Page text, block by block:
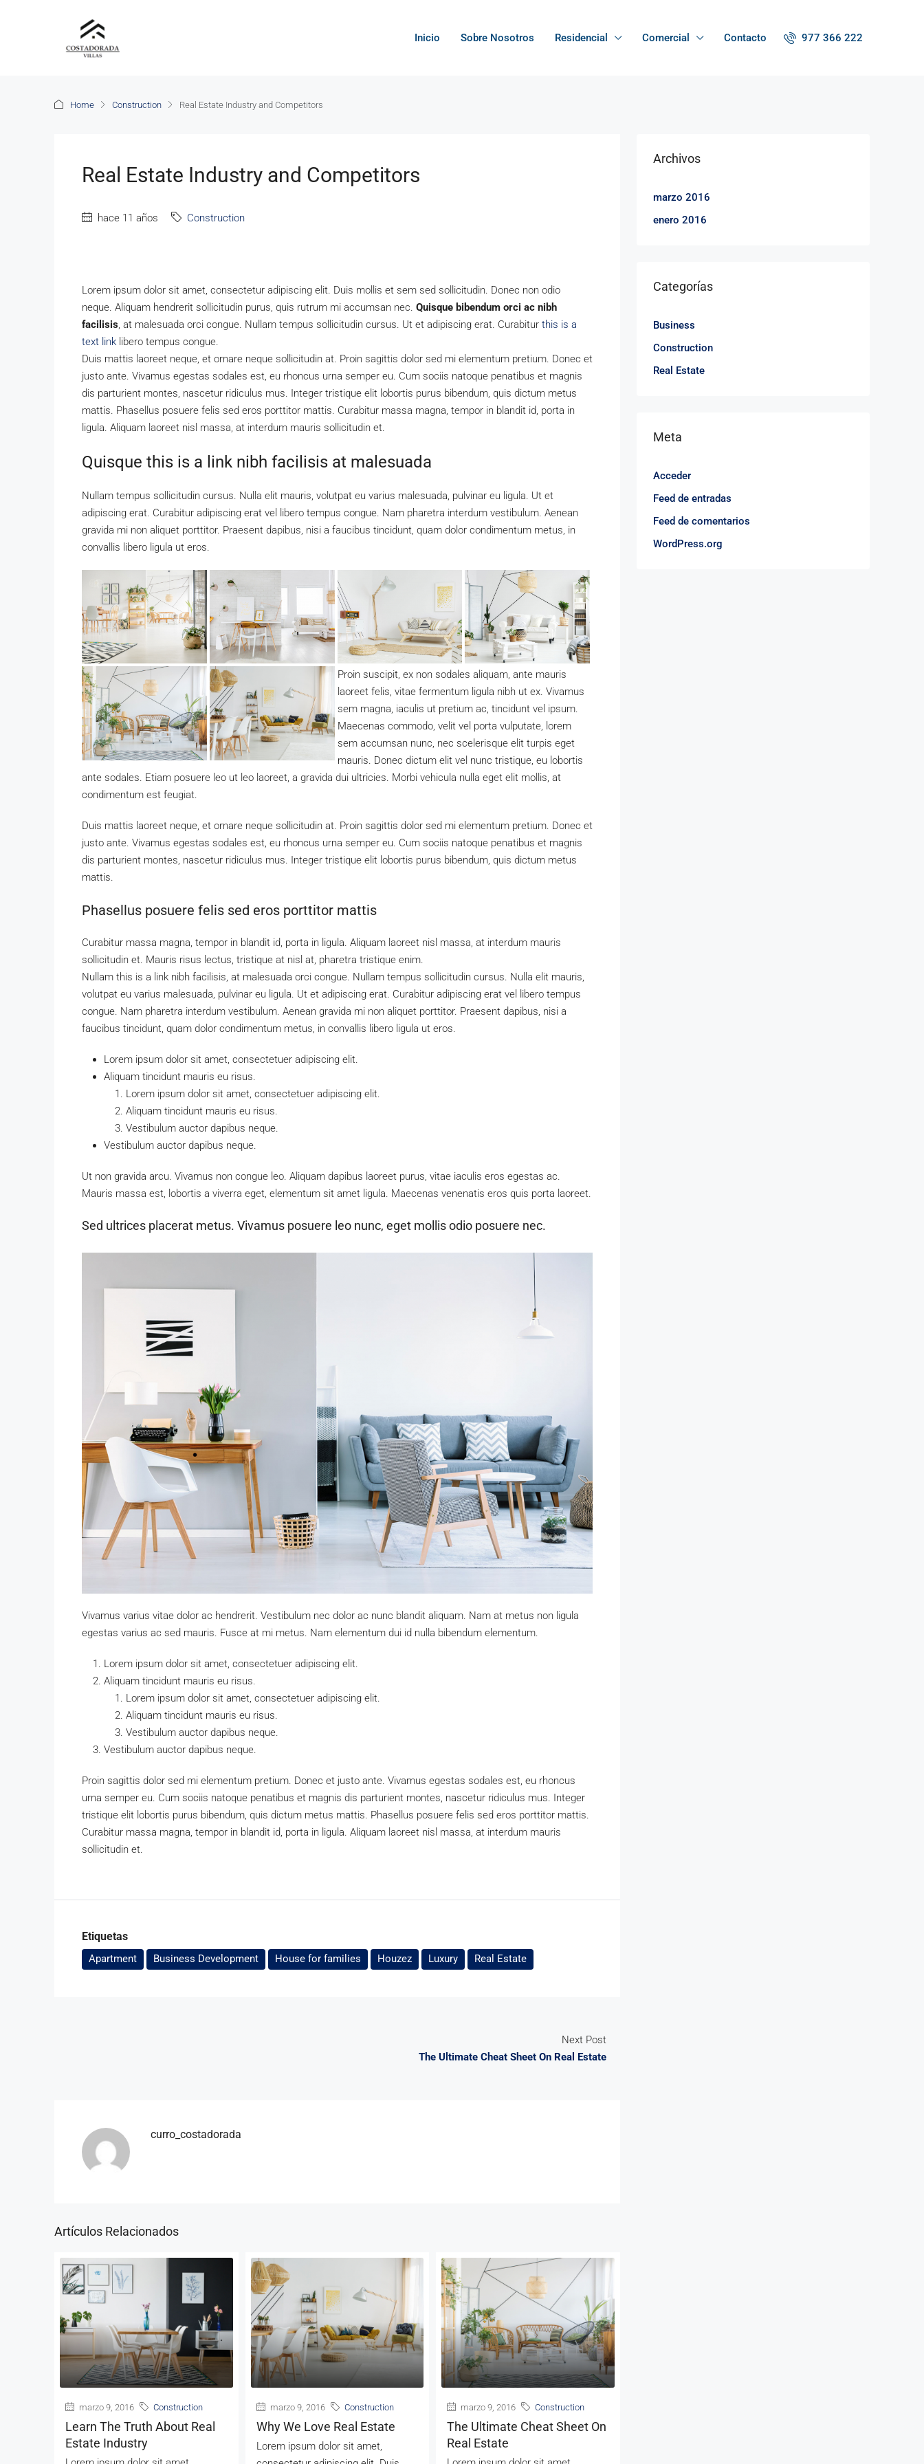
Inicio Sobre Nosotros Residencial Comercial Contacto 977 366 222
Home Construction Real Estate Industry and Competitors
Real Estate Industry and Competitors
hace 11 años Construction
Lorem ipsum dolor sit amet, consectetur adipiscing elit. Duis mollis et sem sed sollicitudin. Donec non odio
neque. Aliquam hendrerit sollicitudin purus, quis rutrum mi accumsan nec. Quisque bibendum orci ac nibh
facilisis, at malesuada orci congue. Nullam tempus sollicitudin cursus. Ut et adipiscing erat. Curabitur this is a
text link libero tempus congue.
Duis mattis laoreet neque, et ornare neque sollicitudin at. Proin sagittis dolor sed mi elementum pretium. Donec et
justo ante. Vivamus egestas sodales est, eu rhoncus urna semper eu. Cum sociis natoque penatibus et magnis
dis parturient montes, nascetur ridiculus mus. Integer tristique elit lobortis purus bibendum, quis dictum metus
mattis. Phasellus posuere felis sed eros porttitor mattis. Curabitur massa magna, tempor in blandit id, porta in
ligula. Aliquam laoreet nisl massa, at interdum mauris sollicitudin et.
Quisque this is a link nibh facilisis at malesuada
Nullam tempus sollicitudin cursus. Nulla elit mauris, volutpat eu varius malesuada, pulvinar eu ligula. Ut et
adipiscing erat. Curabitur adipiscing erat vel libero tempus congue. Nam pharetra interdum vestibulum. Aenean
gravida mi non aliquet porttitor. Praesent dapibus, nisi a faucibus tincidunt, quam dolor condimentum metus, in
convallis libero ligula ut eros.
Proin suscipit, ex non sodales aliquam, ante mauris
laoreet felis, vitae fermentum ligula nibh ut ex. Vivamus
sem magna, iaculis ut pretium ac, tincidunt vel ipsum.
Maecenas commodo, velit vel porta vulputate, lorem
sem accumsan nunc, nec scelerisque elit turpis eget
mauris. Donec dictum elit vel nunc tristique, eu lobortis
ante sodales. Etiam posuere leo ut leo laoreet, a gravida dui ultricies. Morbi vehicula nulla eget elit mollis, at
condimentum est feugiat.
Duis mattis laoreet neque, et ornare neque sollicitudin at. Proin sagittis dolor sed mi elementum pretium. Donec et
justo ante. Vivamus egestas sodales est, eu rhoncus urna semper eu. Cum sociis natoque penatibus et magnis
dis parturient montes, nascetur ridiculus mus. Integer tristique elit lobortis purus bibendum, quis dictum metus
mattis.
Phasellus posuere felis sed eros porttitor mattis
Curabitur massa magna, tempor in blandit id, porta in ligula. Aliquam laoreet nisl massa, at interdum mauris
sollicitudin et. Mauris risus lectus, tristique at nisl at, pharetra tristique enim.
Nullam this is a link nibh facilisis, at malesuada orci congue. Nullam tempus sollicitudin cursus. Nulla elit mauris,
volutpat eu varius malesuada, pulvinar eu ligula. Ut et adipiscing erat. Curabitur adipiscing erat vel libero tempus
congue. Nam pharetra interdum vestibulum. Aenean gravida mi non aliquet porttitor. Praesent dapibus, nisi a
faucibus tincidunt, quam dolor condimentum metus, in convallis libero ligula ut eros.
Lorem ipsum dolor sit amet, consectetuer adipiscing elit.
Aliquam tincidunt mauris eu risus.
Lorem ipsum dolor sit amet, consectetuer adipiscing elit.
Aliquam tincidunt mauris eu risus.
Vestibulum auctor dapibus neque.
Vestibulum auctor dapibus neque.
Ut non gravida arcu. Vivamus non congue leo. Aliquam dapibus laoreet purus, vitae iaculis eros egestas ac.
Mauris massa est, lobortis a viverra eget, elementum sit amet ligula. Maecenas venenatis eros quis porta laoreet.
Sed ultrices placerat metus. Vivamus posuere leo nunc, eget mollis odio posuere nec.
Vivamus varius vitae dolor ac hendrerit. Vestibulum nec dolor ac nunc blandit aliquam. Nam at metus non ligula
egestas varius ac sed mauris. Fusce at mi metus. Nam elementum dui id nulla bibendum elementum.
Lorem ipsum dolor sit amet, consectetuer adipiscing elit.
Aliquam tincidunt mauris eu risus.
Lorem ipsum dolor sit amet, consectetuer adipiscing elit.
Aliquam tincidunt mauris eu risus.
Vestibulum auctor dapibus neque.
Vestibulum auctor dapibus neque.
Proin sagittis dolor sed mi elementum pretium. Donec et justo ante. Vivamus egestas sodales est, eu rhoncus
urna semper eu. Cum sociis natoque penatibus et magnis dis parturient montes, nascetur ridiculus mus. Integer
tristique elit lobortis purus bibendum, quis dictum metus mattis. Phasellus posuere felis sed eros porttitor mattis.
Curabitur massa magna, tempor in blandit id, porta in ligula. Aliquam laoreet nisl massa, at interdum mauris
sollicitudin et.
Etiquetas
Apartment Business Development House for families Houzez Luxury Real Estate
Next Post
The Ultimate Cheat Sheet On Real Estate
curro_costadorada
Artículos Relacionados
marzo 9, 2016 Construction
Learn The Truth About Real
Estate Industry
marzo 9, 2016 Construction
Why We Love Real Estate
Lorem ipsum dolor sit amet,
marzo 9, 2016 Construction
The Ultimate Cheat Sheet On
Real Estate
Archivos
marzo 2016
enero 2016
Categorías
Business
Construction
Real Estate
Meta
Acceder
Feed de entradas
Feed de comentarios
WordPress.org